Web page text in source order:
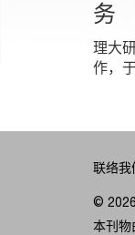
务
理大
作，
联络我
©
本刊物